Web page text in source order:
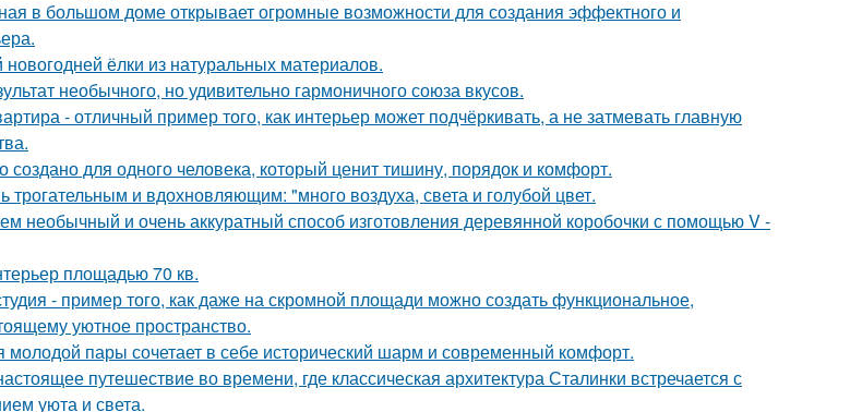
в большом доме открывает огромные возможности для создания эффектного и
ёлки из натуральных материалов.
необычного, но удивительно гармоничного союза вкусов.
- отличный пример того, как интерьер может подчёркивать, а не затмевать главную
создано для одного человека, который ценит тишину, порядок и комфорт.
трогательным и вдохновляющим: "много воздуха, света и голубой цвет.
необычный и очень аккуратный способ изготовления деревянной коробочки с помощью V -
площадью 70 кв.
- пример того, как даже на скромной площади можно создать функциональное,
уютное пространство.
молодой пары сочетает в себе исторический шарм и современный комфорт.
путешествие во времени, где классическая архитектура Сталинки встречается с
уюта и света.